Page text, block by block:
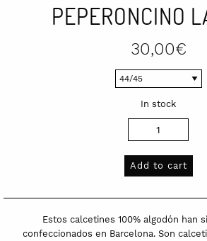
PEPERONCINO
30,00€
In stock
largos
quantity
Add to cart
Estos calcetines 100% algodón han
confeccionados en Barcelona. Son